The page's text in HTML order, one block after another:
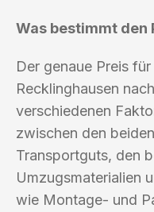
Was bestimmt den
Der genaue Preis
Recklinghausen
verschiedenen
zwischen den
Transportguts, den
Umzugsmaterialien
wie Montage- und